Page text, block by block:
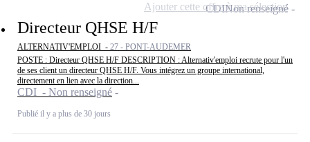
Directeur QHSE H/F
ALTERNATIV'EMPLOI - 27 - PONT-AUDEMER
POSTE : Directeur QHSE H/F DESCRIPTION : Alternativ'emploi recrute pour l'un
de ses client un directeur QHSE H/F. Vous intégrez un groupe international,
directement en lien avec la direction...
CDI - Non renseigné
Publié il y a plus de 30 jours
CDINon renseigné
Ajouter cette offre à ma sélection